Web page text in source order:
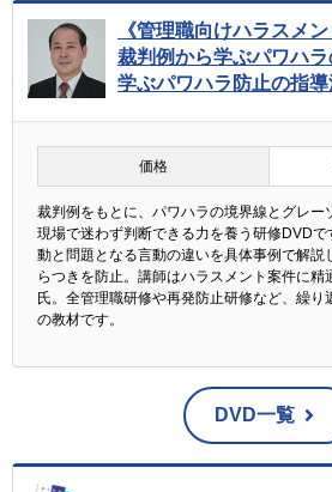
《管理職向けハラスメ
裁判例から学ぶパワハ
学ぶパワハラ防止の指導
価格
裁判例をもとに、パワハラの境界線とグレー
現場で迷わず判断できる力を養う研修DVD
動と問題となる言動の違いを具体事例で解説
らつきを防止。講師はハラスメント案件に
氏。全管理職研修や再発防止研修など、繰り
の教材です。
DVD一覧